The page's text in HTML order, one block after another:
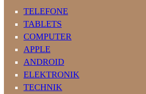
TELEFONE
TABLETS
COMPUTER
APPLE
ANDROID
ELEKTRONIK
TECHNIK